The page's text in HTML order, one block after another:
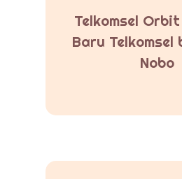
Telkomsel
Baru Telkomsel
Nobo